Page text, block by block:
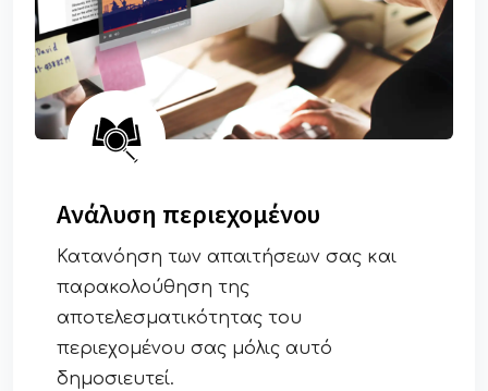
Ανάλυση περιεχομένου
Κατανόηση των απαιτήσεων σας και
παρακολούθηση της
αποτελεσματικότητας του
περιεχομένου σας μόλις αυτό
δημοσιευτεί.